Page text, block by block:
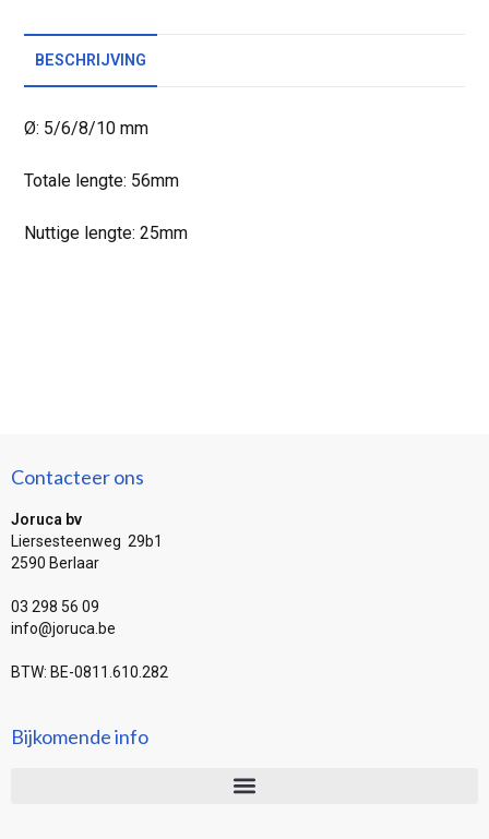
BESCHRIJVING
Ø: 5/6/8/10 mm
Totale lengte: 56mm
Nuttige lengte: 25mm
Contacteer ons
Joruca bv
Liersesteenweg 29b1
2590 Berlaar
03 298 56 09
info@joruca.be
BTW: BE-0811.610.282
Bijkomende info